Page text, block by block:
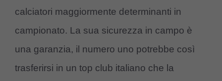
calciatori maggiormente determinanti in
campionato. La sua sicurezza in campo è
una garanzia, il numero uno potrebbe così
trasferirsi in un top club italiano che la